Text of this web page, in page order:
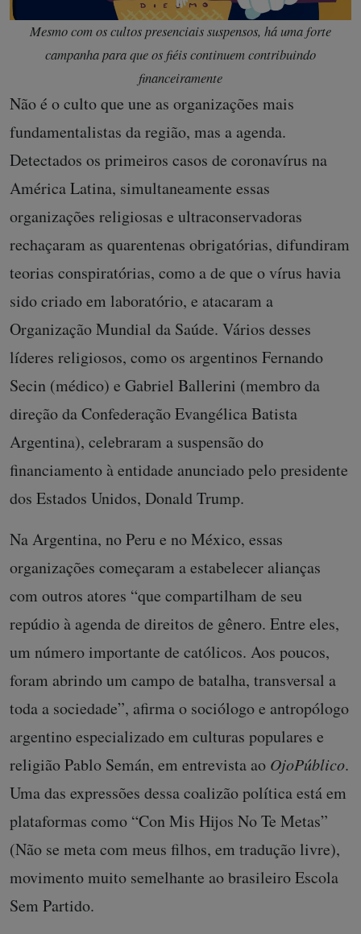
Mesmo com os cultos presenciais suspensos, há uma forte
campanha para que os fiéis continuem contribuindo
financeiramente
Não é o culto que une as organizações mais
fundamentalistas da região, mas a agenda.
Detectados os primeiros casos de coronavírus na
América Latina, simultaneamente essas
organizações religiosas e ultraconservadoras
rechaçaram as quarentenas obrigatórias, difundiram
teorias conspiratórias, como a de que o vírus havia
sido criado em laboratório, e atacaram a
Organização Mundial da Saúde. Vários desses
líderes religiosos, como os argentinos Fernando
Secin (médico) e Gabriel Ballerini (membro da
direção da Confederação Evangélica Batista
Argentina), celebraram a suspensão do
financiamento à entidade anunciado pelo presidente
dos Estados Unidos, Donald Trump.
Na Argentina, no Peru e no México, essas
organizações começaram a estabelecer alianças
com outros atores “que compartilham de seu
repúdio à agenda de direitos de gênero. Entre eles,
um número importante de católicos. Aos poucos,
foram abrindo um campo de batalha, transversal a
toda a sociedade”, afirma o sociólogo e antropólogo
argentino especializado em culturas populares e
religião Pablo Semán, em entrevista ao OjoPúblico.
Uma das expressões dessa coalizão política está em
plataformas como “Con Mis Hijos No Te Metas”
(Não se meta com meus filhos, em tradução livre),
movimento muito semelhante ao brasileiro Escola
Sem Partido.